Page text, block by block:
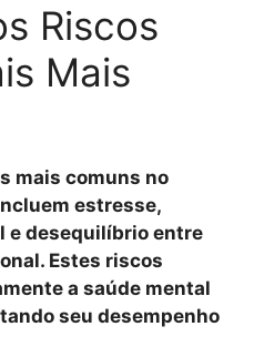
Riscos
Mais
mais comuns no
estresse,
e desequilíbrio entre
Estes riscos
a saúde mental
seu desempenho